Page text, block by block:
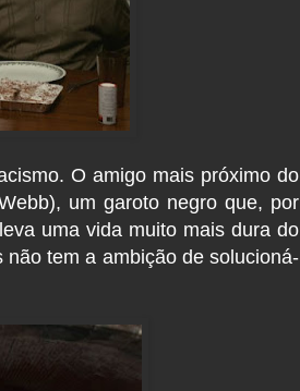
O amigo mais próximo do
um garoto negro que, por
uma vida muito mais dura do
tem a ambição de solucioná-